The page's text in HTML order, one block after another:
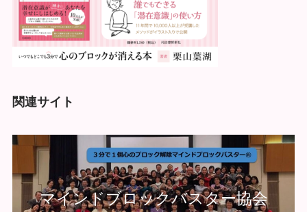
関連サイト
マインドブロックバスター協会